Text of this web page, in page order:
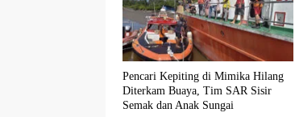
Pencari Kepiting di Mimika Hilang
Diterkam Buaya, Tim SAR Sisir
Semak dan Anak Sungai